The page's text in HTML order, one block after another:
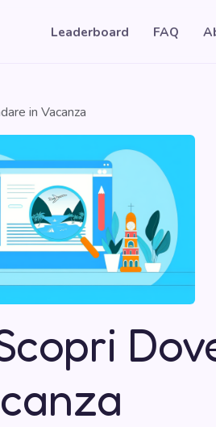
Leaderboard FAQ
in Vacanza